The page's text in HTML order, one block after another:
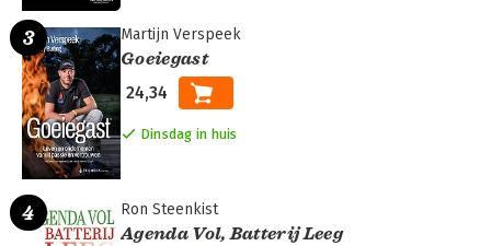
2 Martijn Verspeek
Goeiegast
24,34
Dinsdag in huis
Ron Steenkist
Agenda Vol, Batterij Leeg